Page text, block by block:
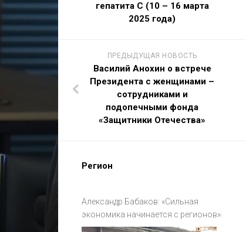
гепатита С (10 – 16 марта
2025 года)
ПРЕДЫДУЩАЯ НОВОСТЬ
Василий Анохин о встрече
Президента с женщинами –
сотрудниками и
подопечными фонда
«Защитники Отечества»
Регион
Александр Бабаков: «Сильная
экономика начинается с регионов».